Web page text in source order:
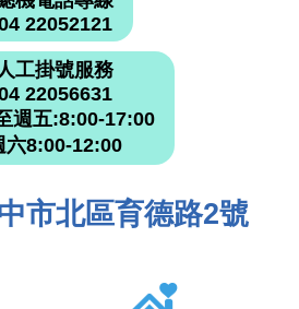
22052121
工掛號服務
22056631
週五:8:00-17:00
六8:00-12:00
市北區育德路2號